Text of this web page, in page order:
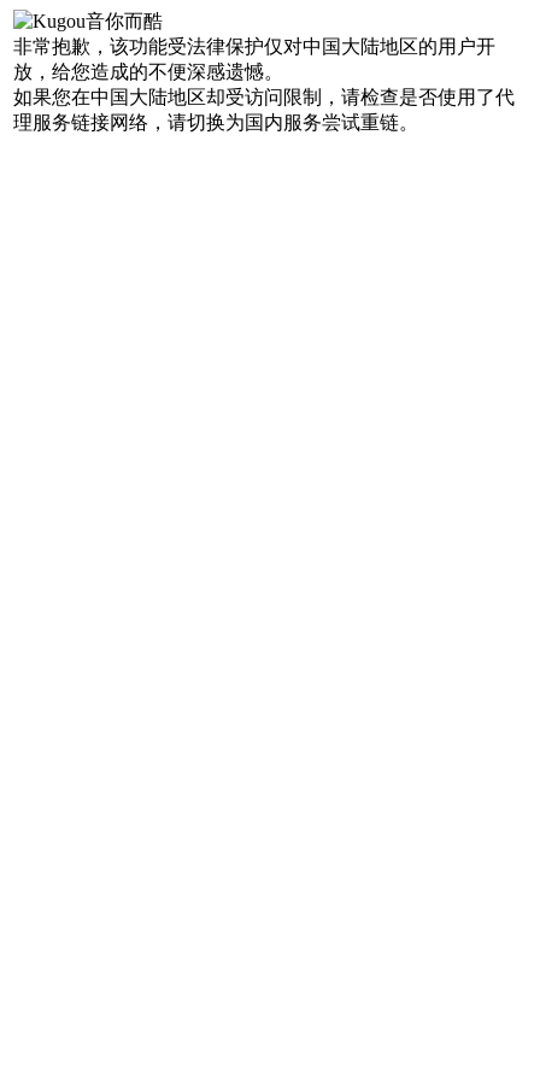
非常抱歉，该功能受法律保护仅对中国大陆地区的用户开
放，给您造成的不便深感遗憾。
如果您在中国大陆地区却受访问限制，请检查是否使用了代
理服务链接网络，请切换为国内服务尝试重链。